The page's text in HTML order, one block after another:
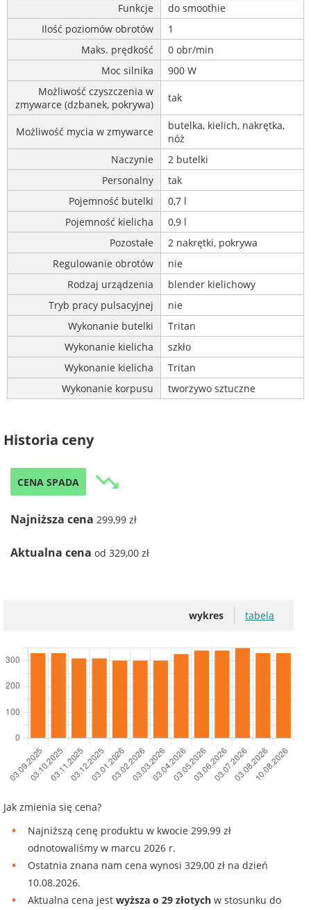
Funkcje
do smoothie
Ilość poziomów obrotów
1
Maks. prędkość
0 obr/min
Moc silnika
900 W
Możliwość czyszczenia w
zmywarce (dzbanek, pokrywa)
tak
Możliwość mycia w zmywarce
butelka, kielich, nakrętka,
nóż
Naczynie
2 butelki
Personalny
tak
Pojemność butelki
0,7 l
Pojemność kielicha
0,9 l
Pozostałe
2 nakrętki, pokrywa
Regulowanie obrotów
nie
Rodzaj urządzenia
blender kielichowy
Tryb pracy pulsacyjnej
nie
Wykonanie butelki
Tritan
Wykonanie kielicha
szkło
Wykonanie kielicha
Tritan
Wykonanie korpusu
tworzywo sztuczne
Historia ceny
CENA SPADA trending_down
Najniższa cena 299,99 zł
Aktualna cena od 329,00 zł
wykres tabela
Jak zmienia się cena?
Najniższą cenę produktu w kwocie 299,99 zł
odnotowaliśmy w marcu 2026 r.
Ostatnia znana nam cena wynosi 329,00 zł na dzień
10.08.2026.
Aktualna cena jest wyższa o 29 złotych w stosunku do